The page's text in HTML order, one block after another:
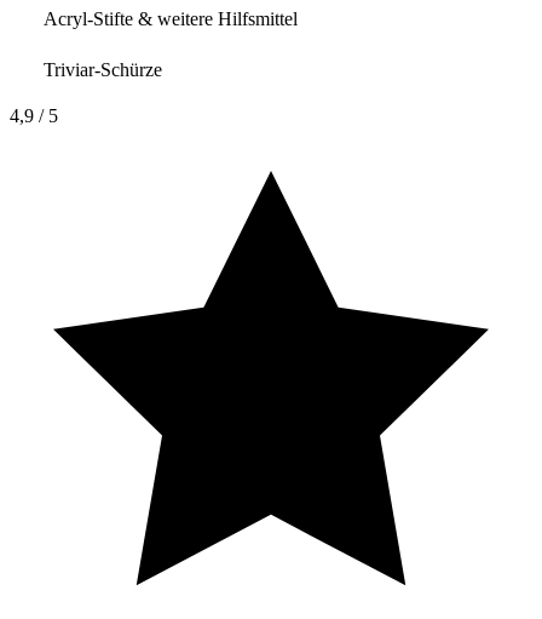
Acryl-Stifte & weitere Hilfsmittel
Triviar-Schürze
4,9 / 5